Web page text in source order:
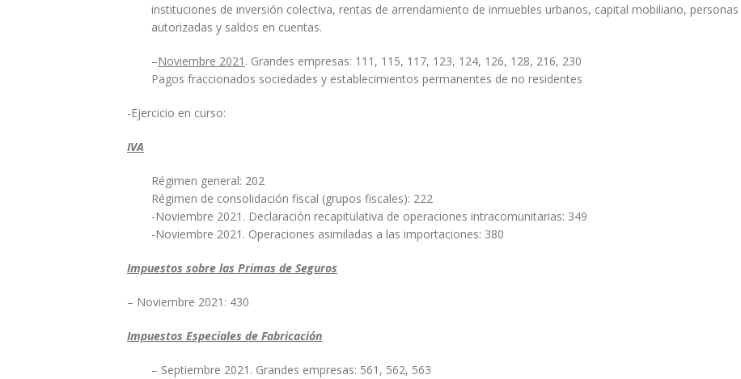
instituciones de inversión colectiva, rentas de arrendamiento de inmuebles urbanos, capital mobiliario, personas
autorizadas y saldos en cuentas.
–Noviembre 2021 . Grandes empresas: 111, 115, 117, 123, 124, 126, 128, 216, 230
Pagos fraccionados sociedades y establecimientos permanentes de no residentes
-Ejercicio en curso:
IVA
Régimen general: 202
Régimen de consolidación fiscal (grupos fiscales): 222
-Noviembre 2021. Declaración recapitulativa de operaciones intracomunitarias: 349
-Noviembre 2021. Operaciones asimiladas a las importaciones: 380
Impuestos sobre las Primas de Seguros
– Noviembre 2021: 430
Impuestos Especiales de Fabricación
– Septiembre 2021. Grandes empresas: 561, 562, 563